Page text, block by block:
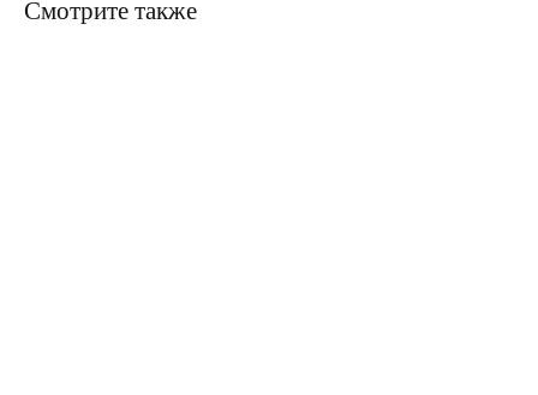
Смотрите также